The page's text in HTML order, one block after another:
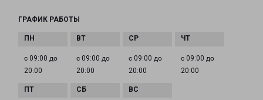
ГРАФИК РАБОТЫ
с 09:00 до
20:00
с 09:00 до
20:00
с 09:00 до
20:00
с 09:00 до
20:00